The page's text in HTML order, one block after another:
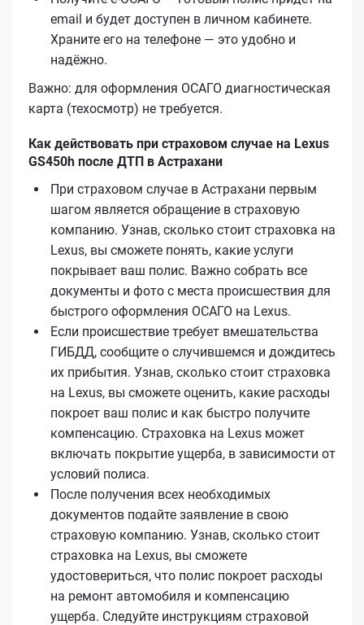
email и будет доступен в личном кабинете.
Храните его на телефоне — это удобно и
надёжно.
Важно: для оформления ОСАГО диагностическая
карта (техосмотр) не требуется.
Как действовать при страховом случае на Lexus
GS450h после ДТП в Астрахани
При страховом случае в Астрахани первым
шагом является обращение в страховую
компанию. Узнав, сколько стоит страховка на
Lexus, вы сможете понять, какие услуги
покрывает ваш полис. Важно собрать все
документы и фото с места происшествия для
быстрого оформления ОСАГО на Lexus.
Если происшествие требует вмешательства
ГИБДД, сообщите о случившемся и дождитесь
их прибытия. Узнав, сколько стоит страховка
на Lexus, вы сможете оценить, какие расходы
покроет ваш полис и как быстро получите
компенсацию. Страховка на Lexus может
включать покрытие ущерба, в зависимости от
условий полиса.
После получения всех необходимых
документов подайте заявление в свою
страховую компанию. Узнав, сколько стоит
страховка на Lexus, вы сможете
удостовериться, что полис покроет расходы
на ремонт автомобиля и компенсацию
ущерба. Следуйте инструкциям страховой